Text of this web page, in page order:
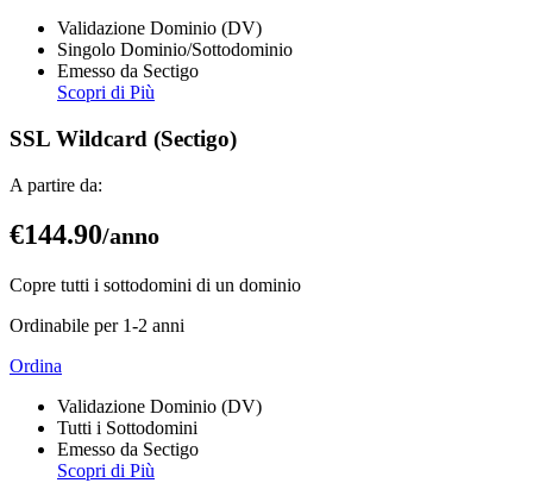
Validazione Dominio (DV)
Singolo Dominio/Sottodominio
Emesso da Sectigo
Scopri di Più
SSL Wildcard (Sectigo)
A partire da:
€144.90/anno
Copre tutti i sottodomini di un dominio
Ordinabile per 1-2 anni
Ordina
Validazione Dominio (DV)
Tutti i Sottodomini
Emesso da Sectigo
Scopri di Più